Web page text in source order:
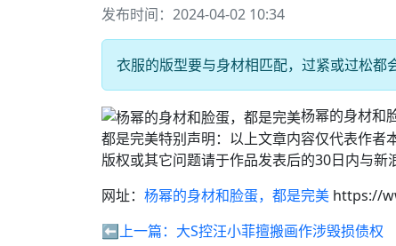
发布时间：2024-04-02 10:34
衣服的版型要与身材相匹配，过紧或过松
杨幂的身材和
都是完美特别声明：以上文章内容仅代表作者
版权或其它问题请于作品发表后的30日内与新
网址： 杨幂的身材和脸蛋，都是完美 https://
⬅️上一篇： 大S控汪小菲擅搬画作涉毁损债权